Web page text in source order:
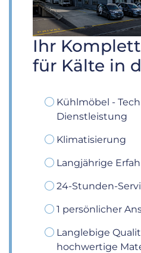
Ihr
für Kälte in
Kühlmöbel -
Dienstleistung
Klimatisierung
Langjährige
24-Stunden-
1 persönlicher
Langlebige
hochwertige